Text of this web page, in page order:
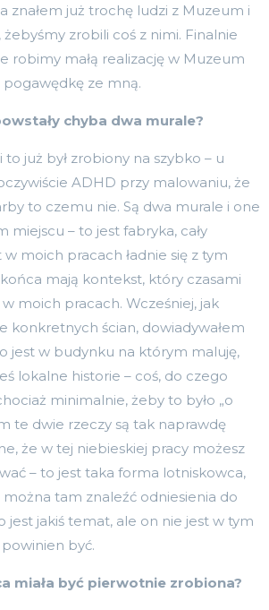
znałem już trochę ludzi z Muzeum i
zrobili coś z nimi. Finalnie
robimy małą realizację w Muzeum
ze mną.
chyba dwa murale?
to już był zrobiony na szybko – u
ADHD przy malowaniu, że
to czemu nie. Są dwa murale i one
miejscu – to jest fabryka, cały
moich pracach ładnie się z tym
mają kontekst, który czasami
moich pracach. Wcześniej, jak
konkretnych ścian, dowiadywałem
jest w budynku na którym maluję,
lokalne historie – coś, do czego
minimalnie, żeby to było „o
te dwie rzeczy są tak naprawdę
że w tej niebieskiej pracy możesz
– to jest taka forma lotniskowca,
można tam znaleźć odniesienia do
jest jakiś temat, ale on nie jest w tym
być.
miała być pierwotnie zrobiona?